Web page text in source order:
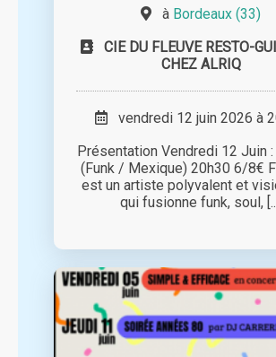
à Bordeaux (33)
CIE DU FLEUVE RESTO-
CHEZ ALRIQ
vendredi 12 juin 2026 à
Présentation Vendredi 12 Juin
(Funk / Mexique) 20h30 6/8€
est un artiste polyvalent et
qui fusionne funk, soul,